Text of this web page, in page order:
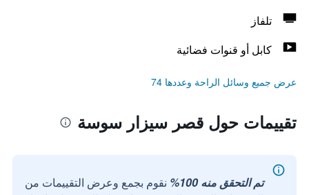
تلفاز
كابل أو قنوات فضائية
عرض جميع وسائل الراحة وعددها 74
تقييمات حول قصر سيزار سوسة
تم التحقق منه 100%
نقوم بجمع وعرض التقييمات من